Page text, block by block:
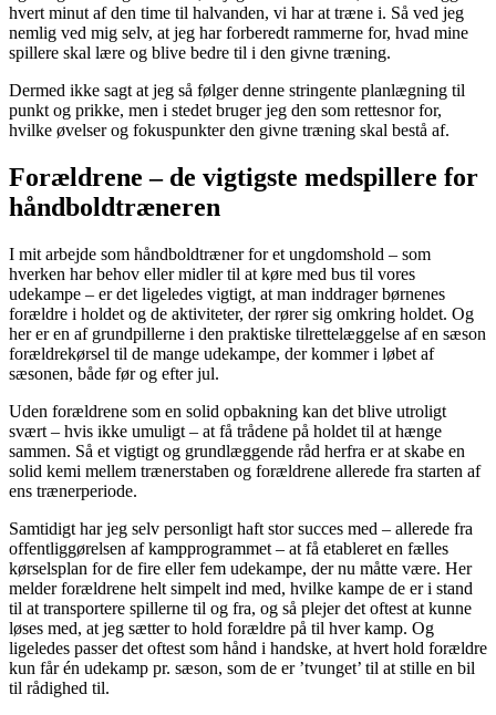
hvert minut af den time til halvanden, vi har at træne i. Så ved jeg
nemlig ved mig selv, at jeg har forberedt rammerne for, hvad mine
spillere skal lære og blive bedre til i den givne træning.
Dermed ikke sagt at jeg så følger denne stringente planlægning til
punkt og prikke, men i stedet bruger jeg den som rettesnor for,
hvilke øvelser og fokuspunkter den givne træning skal bestå af.
Forældrene – de vigtigste medspillere for
håndboldtræneren
I mit arbejde som håndboldtræner for et ungdomshold – som
hverken har behov eller midler til at køre med bus til vores
udekampe – er det ligeledes vigtigt, at man inddrager børnenes
forældre i holdet og de aktiviteter, der rører sig omkring holdet. Og
her er en af grundpillerne i den praktiske tilrettelæggelse af en sæson
forældrekørsel til de mange udekampe, der kommer i løbet af
sæsonen, både før og efter jul.
Uden forældrene som en solid opbakning kan det blive utroligt
svært – hvis ikke umuligt – at få trådene på holdet til at hænge
sammen. Så et vigtigt og grundlæggende råd herfra er at skabe en
solid kemi mellem trænerstaben og forældrene allerede fra starten af
ens trænerperiode.
Samtidigt har jeg selv personligt haft stor succes med – allerede fra
offentliggørelsen af kampprogrammet – at få etableret en fælles
kørselsplan for de fire eller fem udekampe, der nu måtte være. Her
melder forældrene helt simpelt ind med, hvilke kampe de er i stand
til at transportere spillerne til og fra, og så plejer det oftest at kunne
løses med, at jeg sætter to hold forældre på til hver kamp. Og
ligeledes passer det oftest som hånd i handske, at hvert hold forældre
kun får én udekamp pr. sæson, som de er ’tvunget’ til at stille en bil
til rådighed til.